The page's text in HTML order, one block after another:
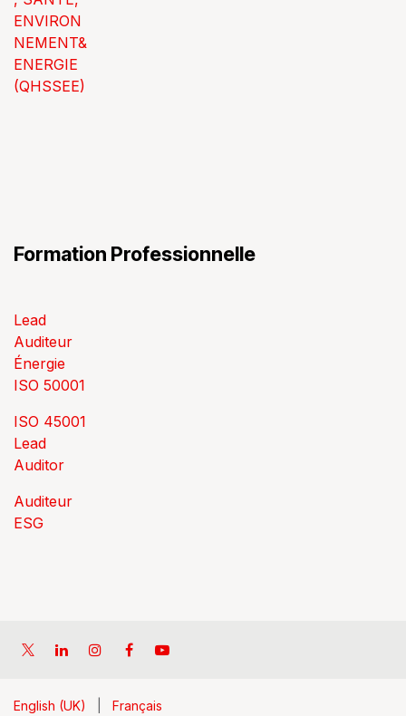
ENVIRON
NEMENT&
ENERGIE
(QHSSEE)
Formation Professionnelle
Lead
Auditeur
Énergie
ISO 50001
ISO 45001
Lead
Auditor
Auditeur
ESG
English (UK) Français